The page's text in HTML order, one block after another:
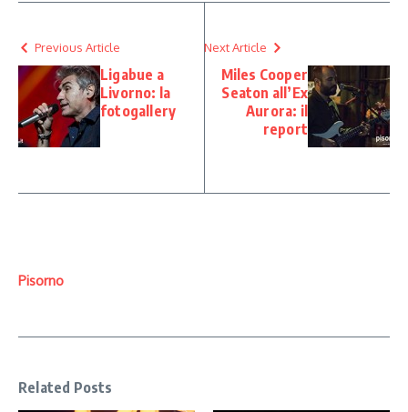
Previous Article
Ligabue a
Livorno: la
fotogallery
Next Article
Miles Cooper
Seaton all’Ex
Aurora: il
report
Pisorno
Related Posts